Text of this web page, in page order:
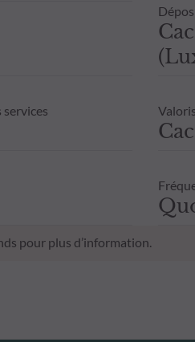
pour plus d’information.